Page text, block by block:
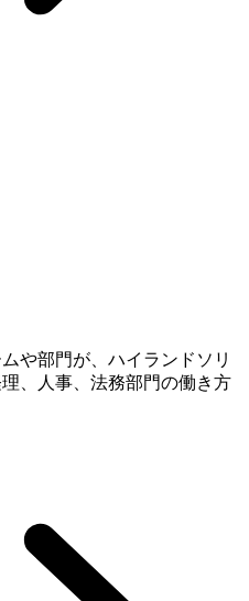
や部門が、ハイランドソリ
、人事、法務部門の働き方